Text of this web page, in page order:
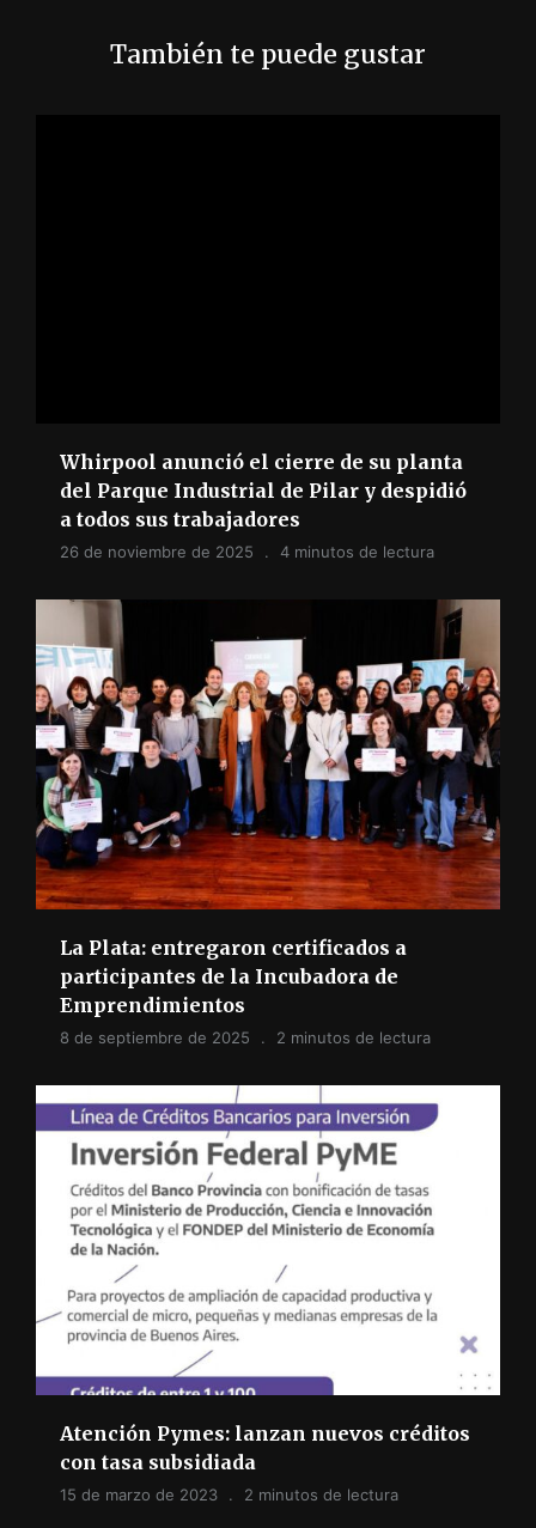
También te puede gustar
Whirpool anunció el cierre de su planta
del Parque Industrial de Pilar y despidió
a todos sus trabajadores
26 de noviembre de 2025 4 minutos de lectura
La Plata: entregaron certificados a
participantes de la Incubadora de
Emprendimientos
8 de septiembre de 2025 2 minutos de lectura
Atención Pymes: lanzan nuevos créditos
con tasa subsidiada
15 de marzo de 2023 2 minutos de lectura